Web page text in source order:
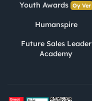
Youth Awards Oy Ver
Humanspire
Future Sales Leader
Academy